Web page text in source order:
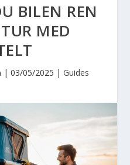
BILEN REN
MED
| 03/05/2025 | Guides